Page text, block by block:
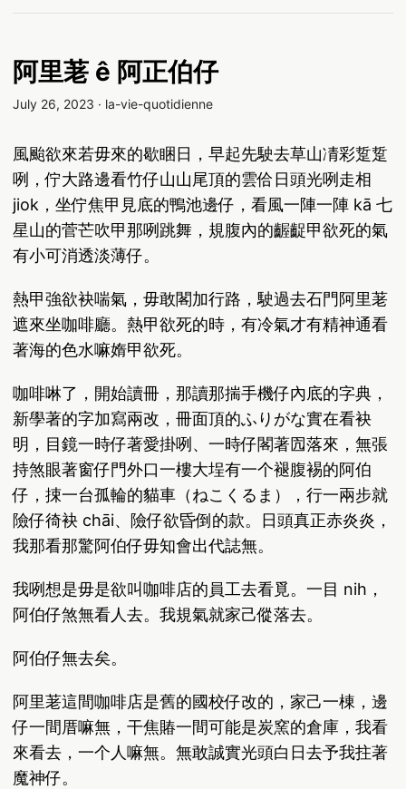
阿里荖 ê 阿正伯仔
July 26, 2023 · la-vie-quotidienne
風颱欲來若毋來的歇睏日，早起先駛去草山凊彩踅踅
咧，佇大路邊看竹仔山山尾頂的雲佮日頭光咧走相
jiok，坐佇焦甲見底的鴨池邊仔，看風一陣一陣 kā 七
星山的菅芒吹甲那咧跳舞，規腹內的齷齪甲欲死的氣
有小可消透淡薄仔。
熱甲強欲袂喘氣，毋敢閣加行路，駛過去石門阿里荖
遮來坐咖啡廳。熱甲欲死的時，有冷氣才有精神通看
著海的色水嘛媠甲欲死。
咖啡啉了，開始讀冊，那讀那揣手機仔內底的字典，
新學著的字加寫兩改，冊面頂的ふりがな實在看袂
明，目鏡一時仔著愛掛咧、一時仔閣著囥落來，無張
持煞眼著窗仔門外口一樓大埕有一个褪腹裼的阿伯
仔，捒一台孤輪的貓車（ねこくるま），行一兩步就
險仔徛袂 chāi、險仔欲昏倒的款。日頭真正赤炎炎，
我那看那驚阿伯仔毋知會出代誌無。
我咧想是毋是欲叫咖啡店的員工去看覓。一目 nih，
阿伯仔煞無看人去。我規氣就家己傱落去。
阿伯仔無去矣。
阿里荖這間咖啡店是舊的國校仔改的，家己一棟，邊
仔一間厝嘛無，干焦賰一間可能是炭窯的倉庫，我看
來看去，一个人嘛無。無敢誠實光頭白日去予我拄著
魔神仔。